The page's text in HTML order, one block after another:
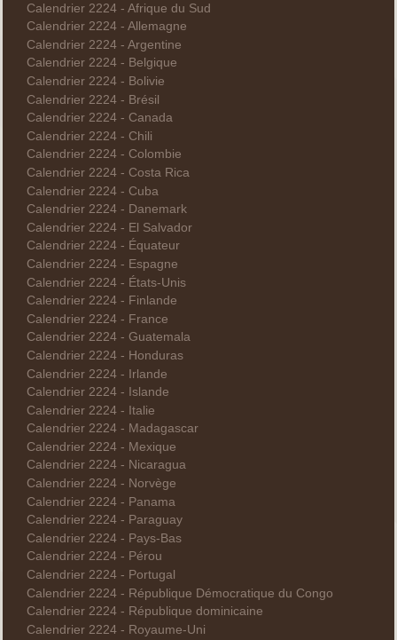
Calendrier 2224 - Afrique du Sud
Calendrier 2224 - Allemagne
Calendrier 2224 - Argentine
Calendrier 2224 - Belgique
Calendrier 2224 - Bolivie
Calendrier 2224 - Brésil
Calendrier 2224 - Canada
Calendrier 2224 - Chili
Calendrier 2224 - Colombie
Calendrier 2224 - Costa Rica
Calendrier 2224 - Cuba
Calendrier 2224 - Danemark
Calendrier 2224 - El Salvador
Calendrier 2224 - Équateur
Calendrier 2224 - Espagne
Calendrier 2224 - États-Unis
Calendrier 2224 - Finlande
Calendrier 2224 - France
Calendrier 2224 - Guatemala
Calendrier 2224 - Honduras
Calendrier 2224 - Irlande
Calendrier 2224 - Islande
Calendrier 2224 - Italie
Calendrier 2224 - Madagascar
Calendrier 2224 - Mexique
Calendrier 2224 - Nicaragua
Calendrier 2224 - Norvège
Calendrier 2224 - Panama
Calendrier 2224 - Paraguay
Calendrier 2224 - Pays-Bas
Calendrier 2224 - Pérou
Calendrier 2224 - Portugal
Calendrier 2224 - République Démocratique du Congo
Calendrier 2224 - République dominicaine
Calendrier 2224 - Royaume-Uni